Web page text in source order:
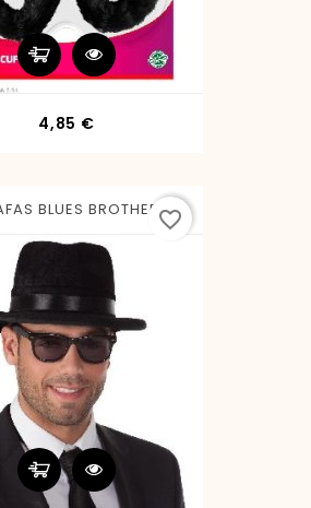
4,85 €
BLUES BROTHERfavorite_border